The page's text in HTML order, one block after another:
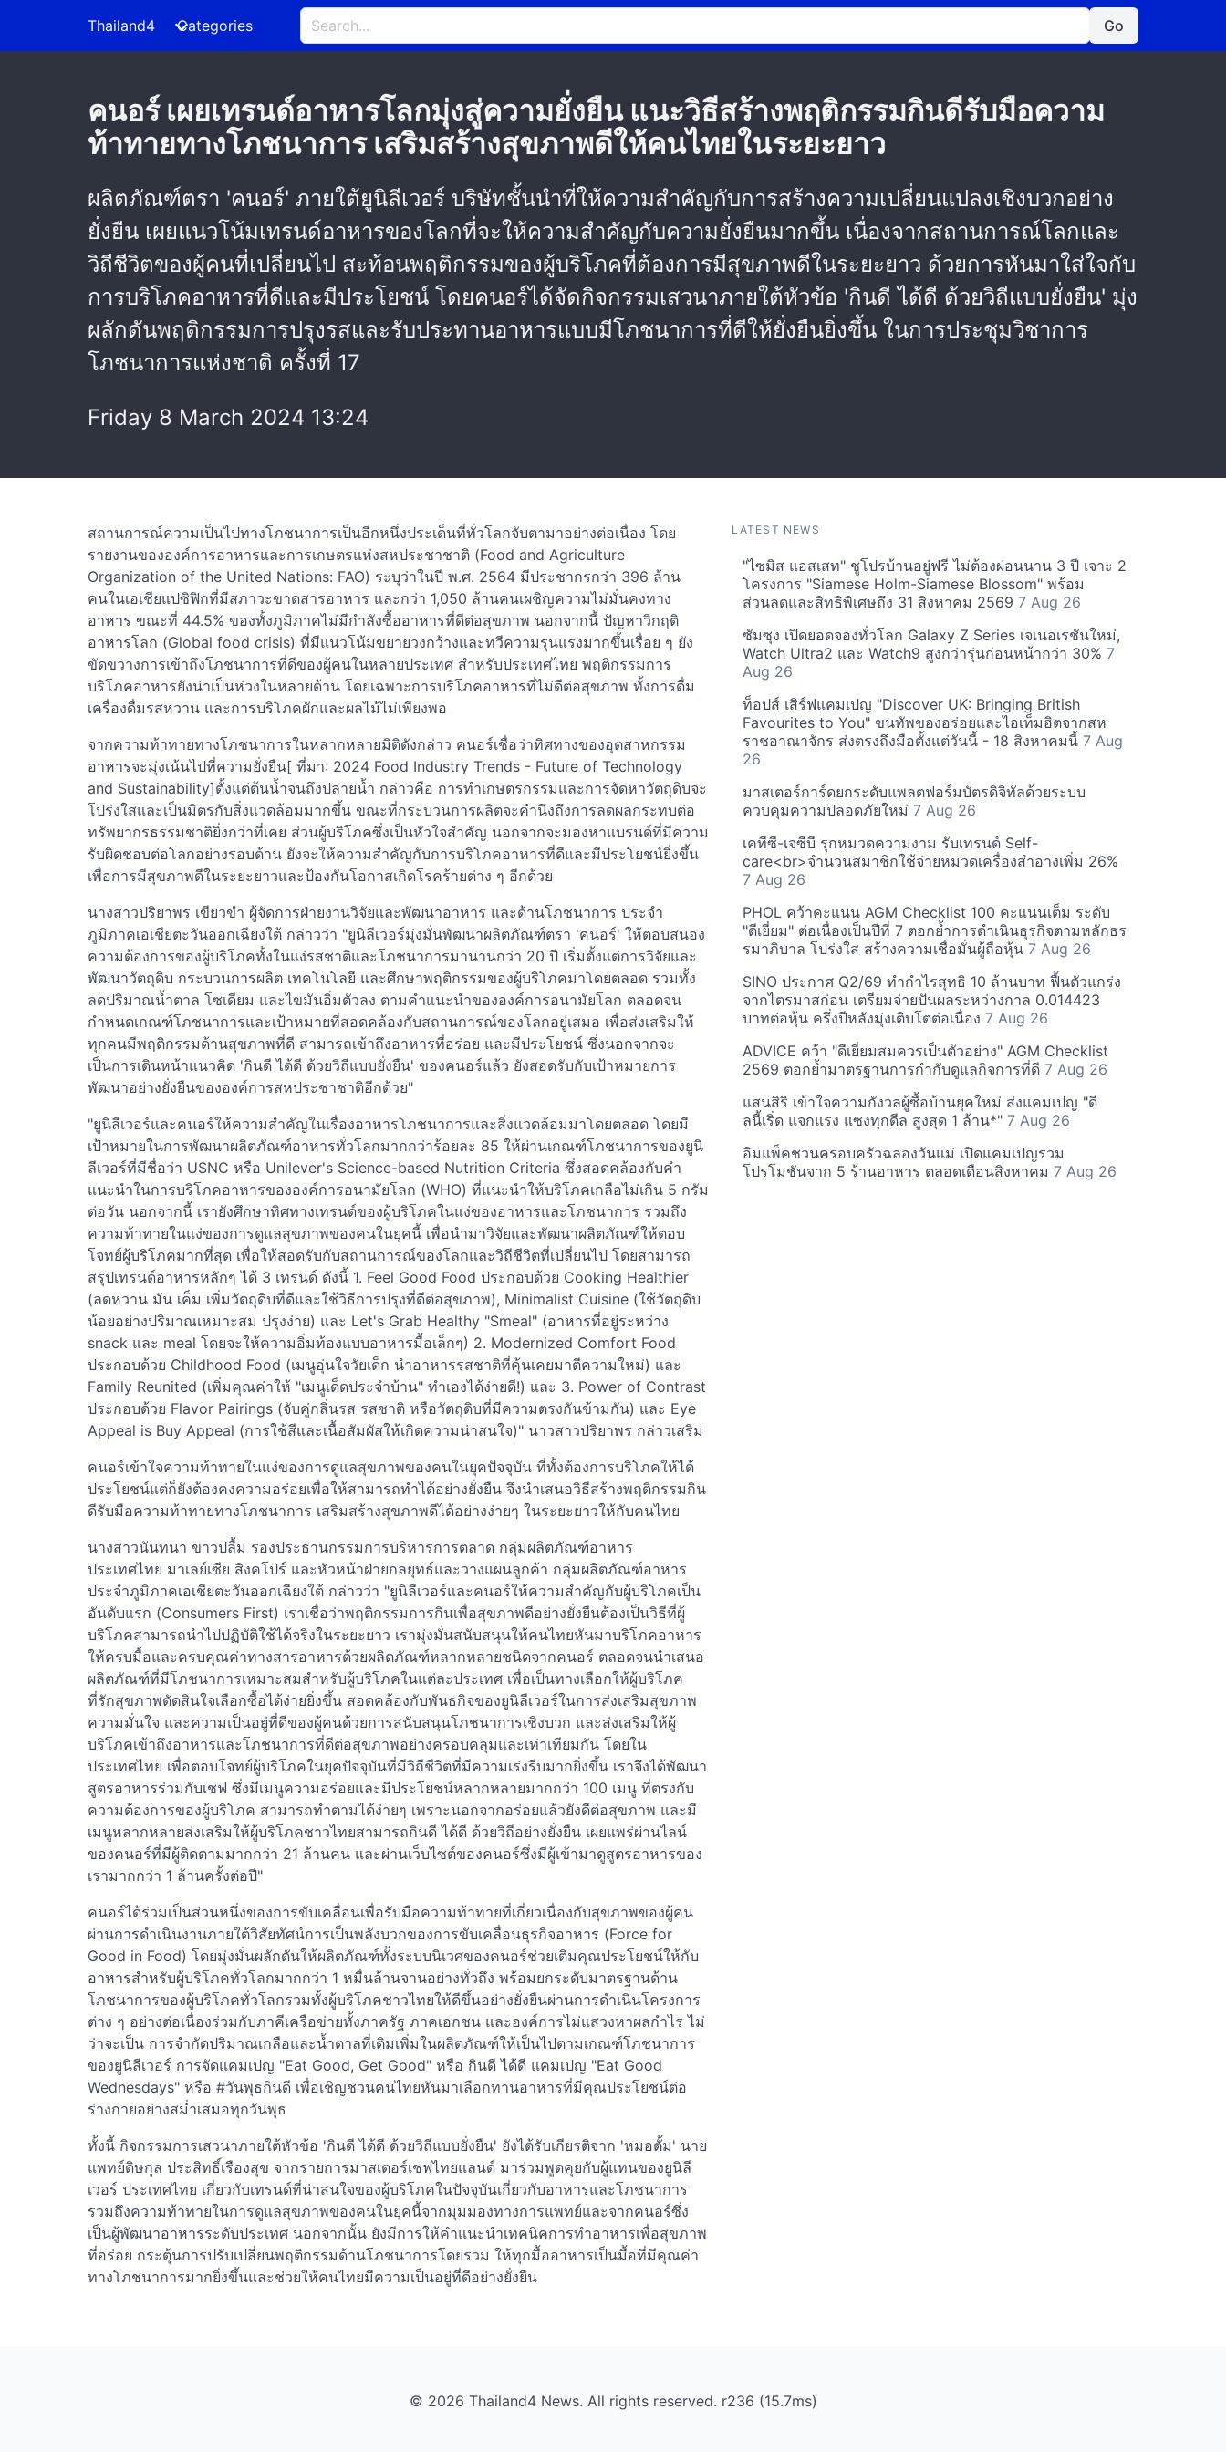
Thailand4 Categories Go
คนอร์ เผยเทรนด์อาหารโลกมุ่งสู่ความยั่งยืน แนะวิธีสร้างพฤติกรรมกินดีรับมือความ
ท้าทายทางโภชนาการ เสริมสร้างสุขภาพดีให้คนไทยในระยะยาว
ผลิตภัณฑ์ตรา 'คนอร์' ภายใต้ยูนิลีเวอร์ บริษัทชั้นนำที่ให้ความสำคัญกับการสร้างความเปลี่ยนแปลงเชิงบวกอย่าง
ยั่งยืน เผยแนวโน้มเทรนด์อาหารของโลกที่จะให้ความสำคัญกับความยั่งยืนมากขึ้น เนื่องจากสถานการณ์โลกและ
วิถีชีวิตของผู้คนที่เปลี่ยนไป สะท้อนพฤติกรรมของผู้บริโภคที่ต้องการมีสุขภาพดีในระยะยาว ด้วยการหันมาใส่ใจกับ
การบริโภคอาหารที่ดีและมีประโยชน์ โดยคนอร์ได้จัดกิจกรรมเสวนาภายใต้หัวข้อ 'กินดี ได้ดี ด้วยวิถีแบบยั่งยืน' มุ่ง
ผลักดันพฤติกรรมการปรุงรสและรับประทานอาหารแบบมีโภชนาการที่ดีให้ยั่งยืนยิ่งขึ้น ในการประชุมวิชาการ
โภชนาการแห่งชาติ ครั้งที่ 17
Friday 8 March 2024 13:24
สถานการณ์ความเป็นไปทางโภชนาการเป็นอีกหนึ่งประเด็นที่ทั่วโลกจับตามาอย่างต่อเนื่อง โดย
รายงานขององค์การอาหารและการเกษตรแห่งสหประชาชาติ (Food and Agriculture
Organization of the United Nations: FAO) ระบุว่าในปี พ.ศ. 2564 มีประชากรกว่า 396 ล้าน
คนในเอเชียแปซิฟิกที่มีสภาวะขาดสารอาหาร และกว่า 1,050 ล้านคนเผชิญความไม่มั่นคงทาง
อาหาร ขณะที่ 44.5% ของทั้งภูมิภาคไม่มีกำลังซื้ออาหารที่ดีต่อสุขภาพ นอกจากนี้ ปัญหาวิกฤติ
อาหารโลก (Global food crisis) ที่มีแนวโน้มขยายวงกว้างและทวีความรุนแรงมากขึ้นเรื่อย ๆ ยัง
ขัดขวางการเข้าถึงโภชนาการที่ดีของผู้คนในหลายประเทศ สำหรับประเทศไทย พฤติกรรมการ
บริโภคอาหารยังน่าเป็นห่วงในหลายด้าน โดยเฉพาะการบริโภคอาหารที่ไม่ดีต่อสุขภาพ ทั้งการดื่ม
เครื่องดื่มรสหวาน และการบริโภคผักและผลไม้ไม่เพียงพอ
จากความท้าทายทางโภชนาการในหลากหลายมิติดังกล่าว คนอร์เชื่อว่าทิศทางของอุตสาหกรรม
อาหารจะมุ่งเน้นไปที่ความยั่งยืน[ ที่มา: 2024 Food Industry Trends - Future of Technology
and Sustainability]ตั้งแต่ต้นน้ำจนถึงปลายน้ำ กล่าวคือ การทำเกษตรกรรมและการจัดหาวัตถุดิบจะ
โปร่งใสและเป็นมิตรกับสิ่งแวดล้อมมากขึ้น ขณะที่กระบวนการผลิตจะคำนึงถึงการลดผลกระทบต่อ
ทรัพยากรธรรมชาติยิ่งกว่าที่เคย ส่วนผู้บริโภคซึ่งเป็นหัวใจสำคัญ นอกจากจะมองหาแบรนด์ที่มีความ
รับผิดชอบต่อโลกอย่างรอบด้าน ยังจะให้ความสำคัญกับการบริโภคอาหารที่ดีและมีประโยชน์ยิ่งขึ้น
เพื่อการมีสุขภาพดีในระยะยาวและป้องกันโอกาสเกิดโรคร้ายต่าง ๆ อีกด้วย
นางสาวปริยาพร เขียวขำ ผู้จัดการฝ่ายงานวิจัยและพัฒนาอาหาร และด้านโภชนาการ ประจำ
ภูมิภาคเอเชียตะวันออกเฉียงใต้ กล่าวว่า "ยูนิลีเวอร์มุ่งมั่นพัฒนาผลิตภัณฑ์ตรา 'คนอร์' ให้ตอบสนอง
ความต้องการของผู้บริโภคทั้งในแง่รสชาติและโภชนาการมานานกว่า 20 ปี เริ่มตั้งแต่การวิจัยและ
พัฒนาวัตถุดิบ กระบวนการผลิต เทคโนโลยี และศึกษาพฤติกรรมของผู้บริโภคมาโดยตลอด รวมทั้ง
ลดปริมาณน้ำตาล โซเดียม และไขมันอิ่มตัวลง ตามคำแนะนำขององค์การอนามัยโลก ตลอดจน
กำหนดเกณฑ์โภชนาการและเป้าหมายที่สอดคล้องกับสถานการณ์ของโลกอยู่เสมอ เพื่อส่งเสริมให้
ทุกคนมีพฤติกรรมด้านสุขภาพที่ดี สามารถเข้าถึงอาหารที่อร่อย และมีประโยชน์ ซึ่งนอกจากจะ
เป็นการเดินหน้าแนวคิด 'กินดี ได้ดี ด้วยวิถีแบบยั่งยืน' ของคนอร์แล้ว ยังสอดรับกับเป้าหมายการ
พัฒนาอย่างยั่งยืนขององค์การสหประชาชาติอีกด้วย"
"ยูนิลีเวอร์และคนอร์ให้ความสำคัญในเรื่องอาหารโภชนาการและสิ่งแวดล้อมมาโดยตลอด โดยมี
เป้าหมายในการพัฒนาผลิตภัณฑ์อาหารทั่วโลกมากกว่าร้อยละ 85 ให้ผ่านเกณฑ์โภชนาการของยูนิ
ลีเวอร์ที่มีชื่อว่า USNC หรือ Unilever's Science-based Nutrition Criteria ซึ่งสอดคล้องกับคำ
แนะนำในการบริโภคอาหารขององค์การอนามัยโลก (WHO) ที่แนะนำให้บริโภคเกลือไม่เกิน 5 กรัม
ต่อวัน นอกจากนี้ เรายังศึกษาทิศทางเทรนด์ของผู้บริโภคในแง่ของอาหารและโภชนาการ รวมถึง
ความท้าทายในแง่ของการดูแลสุขภาพของคนในยุคนี้ เพื่อนำมาวิจัยและพัฒนาผลิตภัณฑ์ให้ตอบ
โจทย์ผู้บริโภคมากที่สุด เพื่อให้สอดรับกับสถานการณ์ของโลกและวิถีชีวิตที่เปลี่ยนไป โดยสามารถ
สรุปเทรนด์อาหารหลักๆ ได้ 3 เทรนด์ ดังนี้ 1. Feel Good Food ประกอบด้วย Cooking Healthier
(ลดหวาน มัน เค็ม เพิ่มวัตถุดิบที่ดีและใช้วิธีการปรุงที่ดีต่อสุขภาพ), Minimalist Cuisine (ใช้วัตถุดิบ
น้อยอย่างปริมาณเหมาะสม ปรุงง่าย) และ Let's Grab Healthy "Smeal" (อาหารที่อยู่ระหว่าง
snack และ meal โดยจะให้ความอิ่มท้องแบบอาหารมื้อเล็กๆ) 2. Modernized Comfort Food
ประกอบด้วย Childhood Food (เมนูอุ่นใจวัยเด็ก นำอาหารรสชาติที่คุ้นเคยมาตีความใหม่) และ
Family Reunited (เพิ่มคุณค่าให้ "เมนูเด็ดประจำบ้าน" ทำเองได้ง่ายดี!) และ 3. Power of Contrast
ประกอบด้วย Flavor Pairings (จับคู่กลิ่นรส รสชาติ หรือวัตถุดิบที่มีความตรงกันข้ามกัน) และ Eye
Appeal is Buy Appeal (การใช้สีและเนื้อสัมผัสให้เกิดความน่าสนใจ)" นาวสาวปริยาพร กล่าวเสริม
คนอร์เข้าใจความท้าทายในแง่ของการดูแลสุขภาพของคนในยุคปัจจุบัน ที่ทั้งต้องการบริโภคให้ได้
ประโยชน์แต่ก็ยังต้องคงความอร่อยเพื่อให้สามารถทำได้อย่างยั่งยืน จึงนำเสนอวิธีสร้างพฤติกรรมกิน
ดีรับมือความท้าทายทางโภชนาการ เสริมสร้างสุขภาพดีได้อย่างง่ายๆ ในระยะยาวให้กับคนไทย
นางสาวนันทนา ขาวปลื้ม รองประธานกรรมการบริหารการตลาด กลุ่มผลิตภัณฑ์อาหาร
ประเทศไทย มาเลย์เซีย สิงคโปร์ และหัวหน้าฝ่ายกลยุทธ์และวางแผนลูกค้า กลุ่มผลิตภัณฑ์อาหาร
ประจำภูมิภาคเอเชียตะวันออกเฉียงใต้ กล่าวว่า "ยูนิลีเวอร์และคนอร์ให้ความสำคัญกับผู้บริโภคเป็น
อันดับแรก (Consumers First) เราเชื่อว่าพฤติกรรมการกินเพื่อสุขภาพดีอย่างยั่งยืนต้องเป็นวิธีที่ผู้
บริโภคสามารถนำไปปฏิบัติใช้ได้จริงในระยะยาว เรามุ่งมั่นสนับสนุนให้คนไทยหันมาบริโภคอาหาร
ให้ครบมื้อและครบคุณค่าทางสารอาหารด้วยผลิตภัณฑ์หลากหลายชนิดจากคนอร์ ตลอดจนนำเสนอ
ผลิตภัณฑ์ที่มีโภชนาการเหมาะสมสำหรับผู้บริโภคในแต่ละประเทศ เพื่อเป็นทางเลือกให้ผู้บริโภค
ที่รักสุขภาพตัดสินใจเลือกซื้อได้ง่ายยิ่งขึ้น สอดคล้องกับพันธกิจของยูนิลีเวอร์ในการส่งเสริมสุขภาพ
ความมั่นใจ และความเป็นอยู่ที่ดีของผู้คนด้วยการสนับสนุนโภชนาการเชิงบวก และส่งเสริมให้ผู้
บริโภคเข้าถึงอาหารและโภชนาการที่ดีต่อสุขภาพอย่างครอบคลุมและเท่าเทียมกัน โดยใน
ประเทศไทย เพื่อตอบโจทย์ผู้บริโภคในยุคปัจจุบันที่มีวิถีชีวิตที่มีความเร่งรีบมากยิ่งขึ้น เราจึงได้พัฒนา
สูตรอาหารร่วมกับเชฟ ซึ่งมีเมนูความอร่อยและมีประโยชน์หลากหลายมากกว่า 100 เมนู ที่ตรงกับ
ความต้องการของผู้บริโภค สามารถทำตามได้ง่ายๆ เพราะนอกจากอร่อยแล้วยังดีต่อสุขภาพ และมี
เมนูหลากหลายส่งเสริมให้ผู้บริโภคชาวไทยสามารถกินดี ได้ดี ด้วยวิถีอย่างยั่งยืน เผยแพร่ผ่านไลน์
ของคนอร์ที่มีผู้ติดตามมากกว่า 21 ล้านคน และผ่านเว็บไซต์ของคนอร์ซึ่งมีผู้เข้ามาดูสูตรอาหารของ
เรามากกว่า 1 ล้านครั้งต่อปี"
คนอร์ได้ร่วมเป็นส่วนหนึ่งของการขับเคลื่อนเพื่อรับมือความท้าทายที่เกี่ยวเนื่องกับสุขภาพของผู้คน
ผ่านการดำเนินงานภายใต้วิสัยทัศน์การเป็นพลังบวกของการขับเคลื่อนธุรกิจอาหาร (Force for
Good in Food) โดยมุ่งมั่นผลักดันให้ผลิตภัณฑ์ทั้งระบบนิเวศของคนอร์ช่วยเติมคุณประโยชน์ให้กับ
อาหารสำหรับผู้บริโภคทั่วโลกมากกว่า 1 หมื่นล้านจานอย่างทั่วถึง พร้อมยกระดับมาตรฐานด้าน
โภชนาการของผู้บริโภคทั่วโลกรวมทั้งผู้บริโภคชาวไทยให้ดีขึ้นอย่างยั่งยืนผ่านการดำเนินโครงการ
ต่าง ๆ อย่างต่อเนื่องร่วมกับภาคีเครือข่ายทั้งภาครัฐ ภาคเอกชน และองค์การไม่แสวงหาผลกำไร ไม่
ว่าจะเป็น การจำกัดปริมาณเกลือและน้ำตาลที่เติมเพิ่มในผลิตภัณฑ์ให้เป็นไปตามเกณฑ์โภชนาการ
ของยูนิลีเวอร์ การจัดแคมเปญ "Eat Good, Get Good" หรือ กินดี ได้ดี แคมเปญ "Eat Good
Wednesdays" หรือ #วันพุธกินดี เพื่อเชิญชวนคนไทยหันมาเลือกทานอาหารที่มีคุณประโยชน์ต่อ
ร่างกายอย่างสม่ำเสมอทุกวันพุธ
ทั้งนี้ กิจกรรมการเสวนาภายใต้หัวข้อ 'กินดี ได้ดี ด้วยวิถีแบบยั่งยืน' ยังได้รับเกียรติจาก 'หมอตั้ม' นาย
แพทย์ดิษกุล ประสิทธิ์เรืองสุข จากรายการมาสเตอร์เชฟไทยแลนด์ มาร่วมพูดคุยกับผู้แทนของยูนิลี
เวอร์ ประเทศไทย เกี่ยวกับเทรนด์ที่น่าสนใจของผู้บริโภคในปัจจุบันเกี่ยวกับอาหารและโภชนาการ
รวมถึงความท้าทายในการดูแลสุขภาพของคนในยุคนี้จากมุมมองทางการแพทย์และจากคนอร์ซึ่ง
เป็นผู้พัฒนาอาหารระดับประเทศ นอกจากนั้น ยังมีการให้คำแนะนำเทคนิคการทำอาหารเพื่อสุขภาพ
ที่อร่อย กระตุ้นการปรับเปลี่ยนพฤติกรรมด้านโภชนาการโดยรวม ให้ทุกมื้ออาหารเป็นมื้อที่มีคุณค่า
ทางโภชนาการมากยิ่งขึ้นและช่วยให้คนไทยมีความเป็นอยู่ที่ดีอย่างยั่งยืน
LATEST NEWS
"ไซมิส แอสเสท" ชูโปรบ้านอยู่ฟรี ไม่ต้องผ่อนนาน 3 ปี เจาะ 2
โครงการ "Siamese Holm-Siamese Blossom" พร้อม
ส่วนลดและสิทธิพิเศษถึง 31 สิงหาคม 2569 7 Aug 26
ซัมซุง เปิดยอดจองทั่วโลก Galaxy Z Series เจเนอเรชันใหม่,
Watch Ultra2 และ Watch9 สูงกว่ารุ่นก่อนหน้ากว่า 30% 7
Aug 26
ท็อปส์ เสิร์ฟแคมเปญ "Discover UK: Bringing British
Favourites to You" ขนทัพของอร่อยและไอเท็มฮิตจากสห
ราชอาณาจักร ส่งตรงถึงมือตั้งแต่วันนี้ - 18 สิงหาคมนี้ 7 Aug
26
มาสเตอร์การ์ดยกระดับแพลตฟอร์มบัตรดิจิทัลด้วยระบบ
ควบคุมความปลอดภัยใหม่ 7 Aug 26
เคทีซี-เจซีบี รุกหมวดความงาม รับเทรนด์ Self-
care<br>จำนวนสมาชิกใช้จ่ายหมวดเครื่องสำอางเพิ่ม 26%
7 Aug 26
PHOL คว้าคะแนน AGM Checklist 100 คะแนนเต็ม ระดับ
"ดีเยี่ยม" ต่อเนื่องเป็นปีที่ 7 ตอกย้ำการดำเนินธุรกิจตามหลักธร
รมาภิบาล โปร่งใส สร้างความเชื่อมั่นผู้ถือหุ้น 7 Aug 26
SINO ประกาศ Q2/69 ทำกำไรสุทธิ 10 ล้านบาท ฟื้นตัวแกร่ง
จากไตรมาสก่อน เตรียมจ่ายปันผลระหว่างกาล 0.014423
บาทต่อหุ้น ครึ่งปีหลังมุ่งเติบโตต่อเนื่อง 7 Aug 26
ADVICE คว้า "ดีเยี่ยมสมควรเป็นตัวอย่าง" AGM Checklist
2569 ตอกย้ำมาตรฐานการกำกับดูแลกิจการที่ดี 7 Aug 26
แสนสิริ เข้าใจความกังวลผู้ซื้อบ้านยุคใหม่ ส่งแคมเปญ "ดี
ลนี้เริ่ด แจกแรง แซงทุกดีล สูงสุด 1 ล้าน*" 7 Aug 26
อิมแพ็คชวนครอบครัวฉลองวันแม่ เปิดแคมเปญรวม
โปรโมชันจาก 5 ร้านอาหาร ตลอดเดือนสิงหาคม 7 Aug 26
© 2026 Thailand4 News. All rights reserved. r236 (15.7ms)